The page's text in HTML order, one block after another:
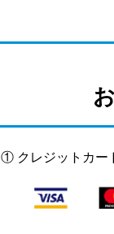
① クレジットカー